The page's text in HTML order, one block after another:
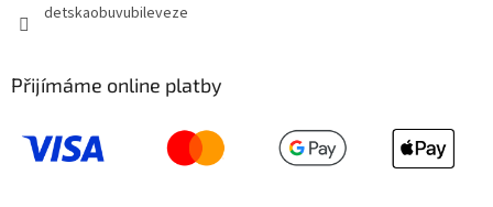
detskaobuvubileveze
Přijímáme online platby